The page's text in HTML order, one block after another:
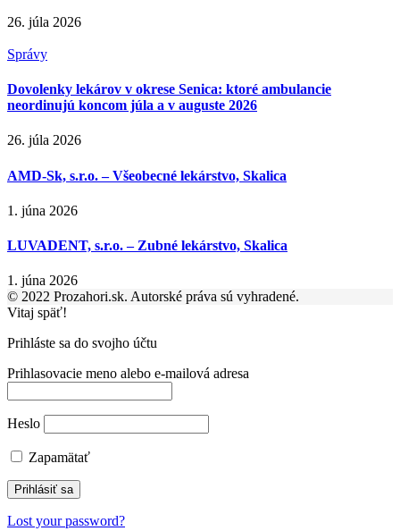
26. júla 2026
Správy
Dovolenky lekárov v okrese Senica: ktoré ambulancie
neordinujú koncom júla a v auguste 2026
26. júla 2026
AMD-Sk, s.r.o. – Všeobecné lekárstvo, Skalica
1. júna 2026
LUVADENT, s.r.o. – Zubné lekárstvo, Skalica
1. júna 2026
© 2022 Prozahori.sk. Autorské práva sú vyhradené.
Vitaj späť!
Prihláste sa do svojho účtu
Prihlasovacie meno alebo e-mailová adresa
Heslo
Zapamätať
Lost your password?